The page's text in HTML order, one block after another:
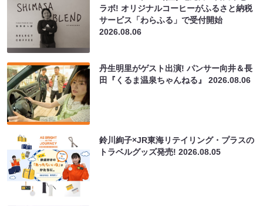
ラボ! オリジナルコーヒーがふるさと納税
サービス「わらふる」で受付開始
2026.08.06
丹生明里がゲスト出演! パンサー向井＆長
田『くるま温泉ちゃんねる』2026.08.06
鈴川絢子×JR東海リテイリング・プラスの
トラベルグッズ発売!2026.08.05